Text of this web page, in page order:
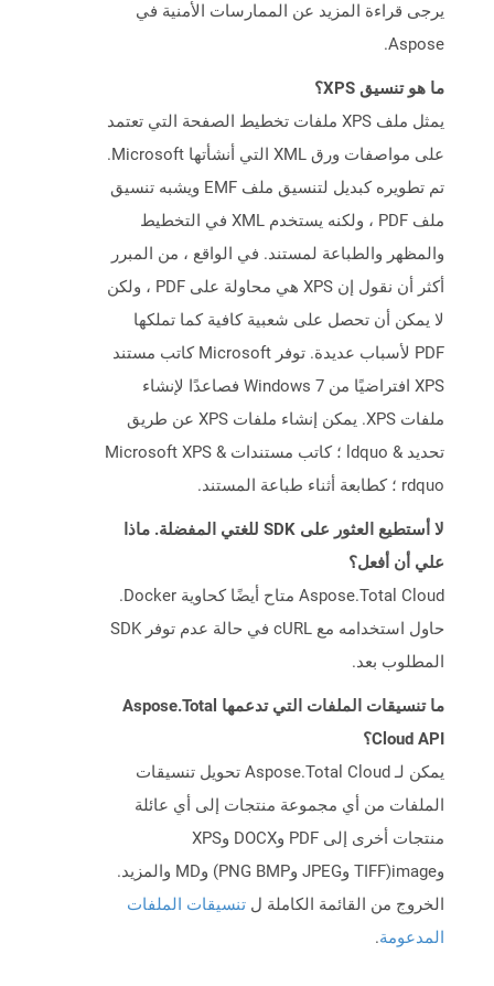
يرجى قراءة المزيد عن الممارسات الأمنية في
Aspose.
ما هو تنسيق XPS؟
يمثل ملف XPS ملفات تخطيط الصفحة التي تعتمد
على مواصفات ورق XML التي أنشأتها Microsoft.
تم تطويره كبديل لتنسيق ملف EMF ويشبه تنسيق
ملف PDF ، ولكنه يستخدم XML في التخطيط
والمظهر والطباعة لمستند. في الواقع ، من المبرر
أكثر أن نقول إن XPS هي محاولة على PDF ، ولكن
لا يمكن أن تحصل على شعبية كافية كما تملكها
PDF لأسباب عديدة. توفر Microsoft كاتب مستند
XPS افتراضيًا من Windows 7 فصاعدًا لإنشاء
ملفات XPS. يمكن إنشاء ملفات XPS عن طريق
تحديد & ldquo ؛ كاتب مستندات Microsoft XPS &
rdquo ؛ كطابعة أثناء طباعة المستند.
لا أستطيع العثور على SDK للغتي المفضلة. ماذا
علي أن أفعل؟
Aspose.Total Cloud متاح أيضًا كحاوية Docker.
حاول استخدامه مع cURL في حالة عدم توفر SDK
المطلوب بعد.
ما تنسيقات الملفات التي تدعمها Aspose.Total
Cloud API؟
يمكن لـ Aspose.Total Cloud تحويل تنسيقات
الملفات من أي مجموعة منتجات إلى أي عائلة
منتجات أخرى إلى PDF وDOCX وXPS
وimage(TIFF وJPEG وPNG BMP) وMD والمزيد.
الخروج من القائمة الكاملة ل تنسيقات الملفات
المدعومة.